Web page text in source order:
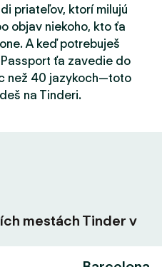
priateľov, ktorí milujú
objav niekoho, kto ťa
A keď potrebuješ
ťa zavedie do
než 40 jazykoch—toto
na Tinderi.
mestách Tinder v